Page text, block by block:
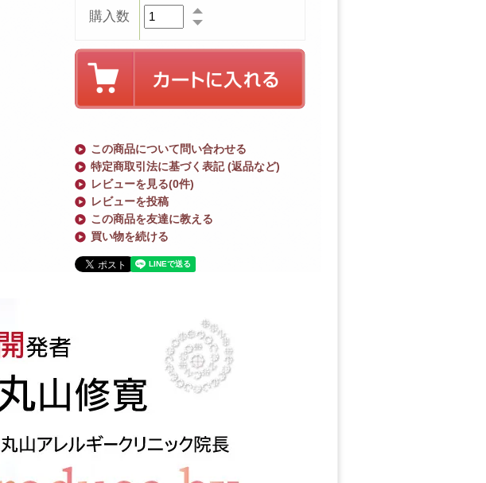
購入数
この商品について問い合わせる
特定商取引法に基づく表記 (返品など)
レビューを見る(0件)
レビューを投稿
この商品を友達に教える
買い物を続ける